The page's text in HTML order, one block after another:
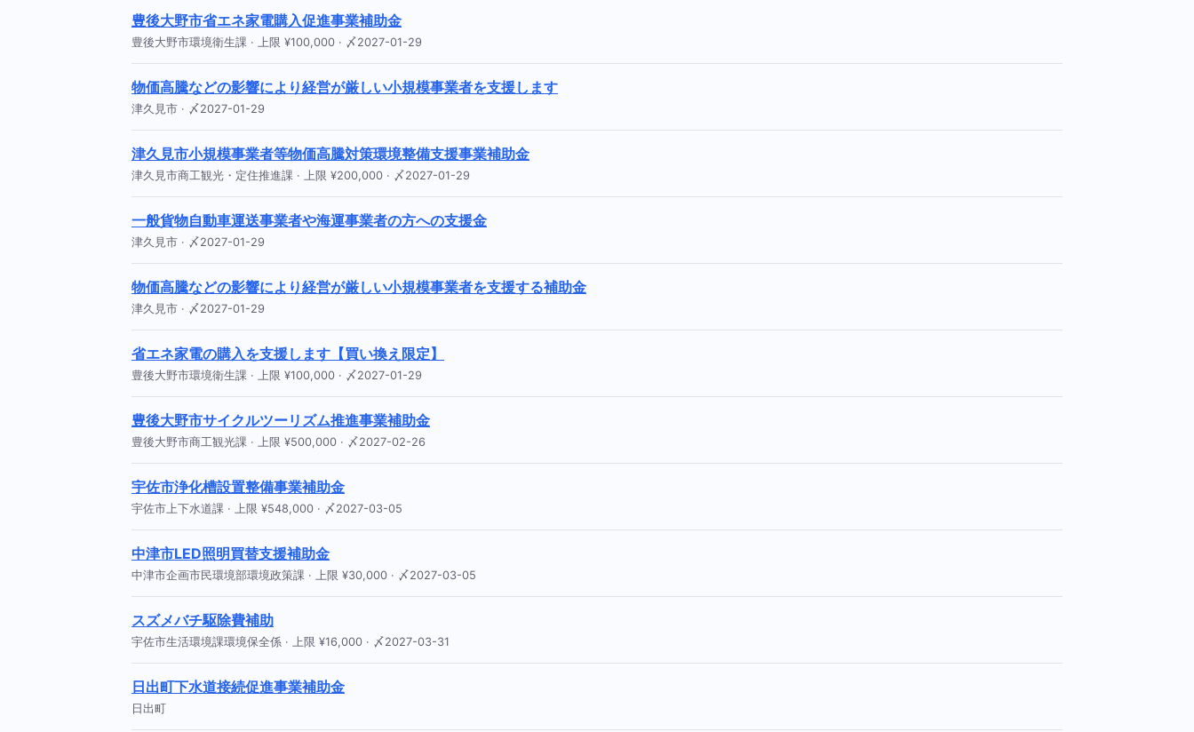
豊後大野市省エネ家電購入促進事業補助金
豊後大野市環境衛生課 · 上限 ¥100,000 · 〆2027-01-29
物価高騰などの影響により経営が厳しい小規模事業者を支援します
津久見市 · 〆2027-01-29
津久見市小規模事業者等物価高騰対策環境整備支援事業補助金
津久見市商工観光・定住推進課 · 上限 ¥200,000 · 〆2027-01-29
一般貨物自動車運送事業者や海運事業者の方への支援金
津久見市 · 〆2027-01-29
物価高騰などの影響により経営が厳しい小規模事業者を支援する補助金
津久見市 · 〆2027-01-29
省エネ家電の購入を支援します【買い換え限定】
豊後大野市環境衛生課 · 上限 ¥100,000 · 〆2027-01-29
豊後大野市サイクルツーリズム推進事業補助金
豊後大野市商工観光課 · 上限 ¥500,000 · 〆2027-02-26
宇佐市浄化槽設置整備事業補助金
宇佐市上下水道課 · 上限 ¥548,000 · 〆2027-03-05
中津市LED照明買替支援補助金
中津市企画市民環境部環境政策課 · 上限 ¥30,000 · 〆2027-03-05
スズメバチ駆除費補助
宇佐市生活環境課環境保全係 · 上限 ¥16,000 · 〆2027-03-31
日出町下水道接続促進事業補助金
日出町